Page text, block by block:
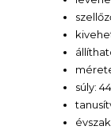
súly: